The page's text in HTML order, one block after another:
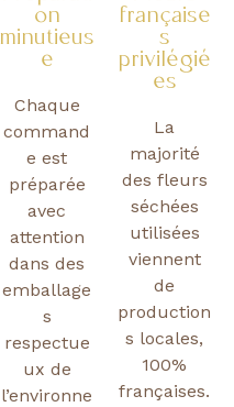
on
minutieus
e
Chaque
command
e est
préparée
avec
attention
dans des
emballage
s
respectue
ux de
l’environne
française
s
privilégié
es
La
majorité
des fleurs
séchées
utilisées
viennent
de
production
s locales,
100%
françaises.